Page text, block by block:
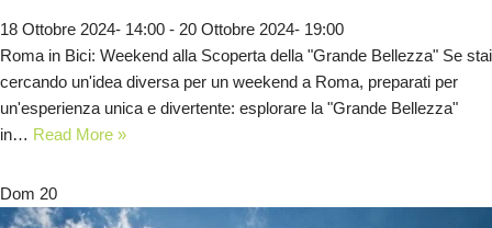
18 Ottobre 2024- 14:00 - 20 Ottobre 2024- 19:00
Roma in Bici: Weekend alla Scoperta della "Grande Bellezza" Se stai
cercando un'idea diversa per un weekend a Roma, preparati per
un'esperienza unica e divertente: esplorare la "Grande Bellezza"
in… Read More »
Dom 20